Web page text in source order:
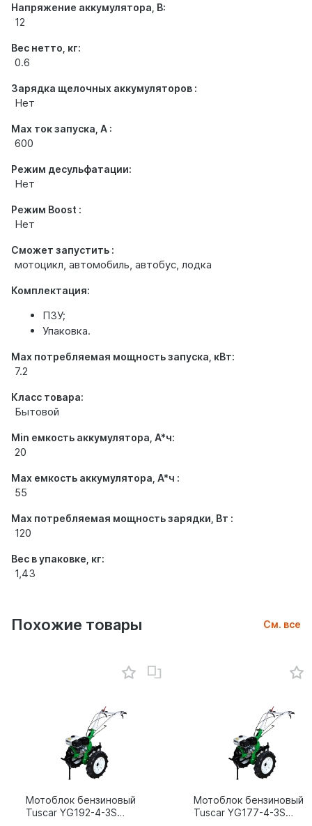
Напряжение аккумулятора, В:
12
Вес нетто, кг:
0.6
Зарядка щелочных аккумуляторов :
Нет
Max ток запуска, А :
600
Режим десульфатации:
Нет
Режим Boost :
Нет
Сможет запустить :
мотоцикл, автомобиль, автобус, лодка
Комплектация:
ПЗУ;
Упаковка.
Max потребляемая мощность запуска, кВт:
7.2
Класс товара:
Бытовой
Min емкость аккумулятора, А*ч:
20
Max емкость аккумулятора, А*ч :
55
Max потребляемая мощность зарядки, Вт :
120
Вес в упаковке, кг:
1,43
Похожие товары См. все
Мотоблок бензиновый
Tuscar YG192-4-3S
Мотоблок бензиновый
Tuscar YG177-4-3S